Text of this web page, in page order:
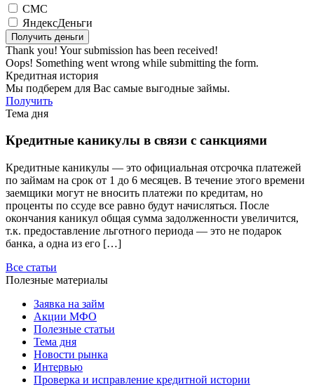
СМС
ЯндексДеньги
Thank you! Your submission has been received!
Oops! Something went wrong while submitting the form.
Кредитная история
Мы подберем для Вас самые выгодные займы.
Получить
Тема дня
Кредитные каникулы в связи с санкциями
Кредитные каникулы — это официальная отсрочка платежей
по займам на срок от 1 до 6 месяцев. В течение этого времени
заемщики могут не вносить платежи по кредитам, но
проценты по ссуде все равно будут начисляться. После
окончания каникул общая сумма задолженности увеличится,
т.к. предоставление льготного периода — это не подарок
банка, а одна из его […]
Все статьи
Полезные материалы
Заявка на займ
Акции МФО
Полезные статьи
Тема дня
Новости рынка
Интервью
Проверка и исправление кредитной истории